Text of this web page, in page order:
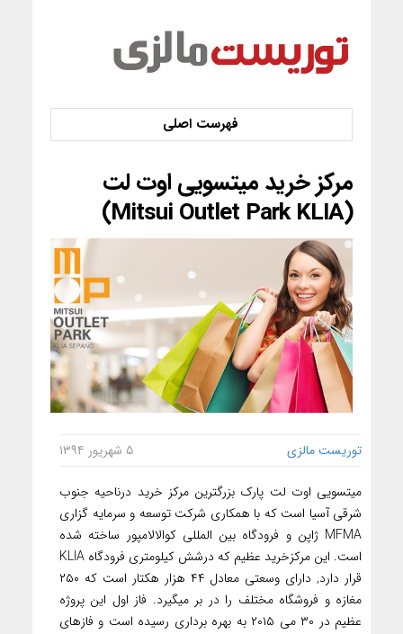
مرکز خرید میتسویی اوت لت
(Mitsui Outlet Park KLIA)
توریست مالزی ۵ شهریور ۱۳۹۴
میتسویی اوت لت پارک بزرگترین مرکز خرید درناحیه جنوب
شرقی آسیا است که با همکاری شرکت توسعه و سرمایه گزاری
MFMA ژاپن و فرودگاه بین المللی کوالالامپور ساخته شده
است. این مرکزخرید عظیم که درشش کیلومتری فرودگاه KLIA
قرار دارد, دارای وسعتی معادل ۴۴ هزار هکتار است که ۲۵۰
مغازه و فروشگاه مختلف را در بر میگیرد. فاز اول این پروژه
عظیم در ۳۰ می ۲۰۱۵ به بهره برداری رسیده است و فازهای